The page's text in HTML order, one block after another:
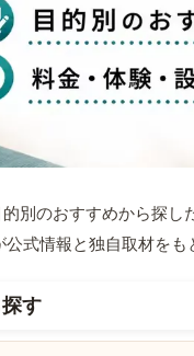
別のおすすめから探
式情報と独自取材をも
す